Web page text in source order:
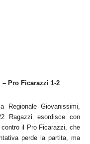
Pro Ficarazzi 1-2
Regionale Giovanissimi,
Ragazzi esordisce con
il Pro Ficarazzi, che
perde la partita, ma